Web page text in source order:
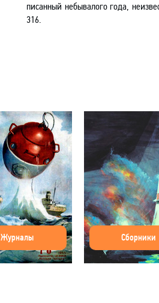
писанный небывалого года,
316.
Журналы Сборники